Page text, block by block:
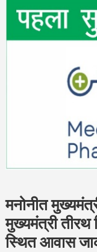
मनोनीत
मुख्यमंत्री तीरथ
स्थित आवास